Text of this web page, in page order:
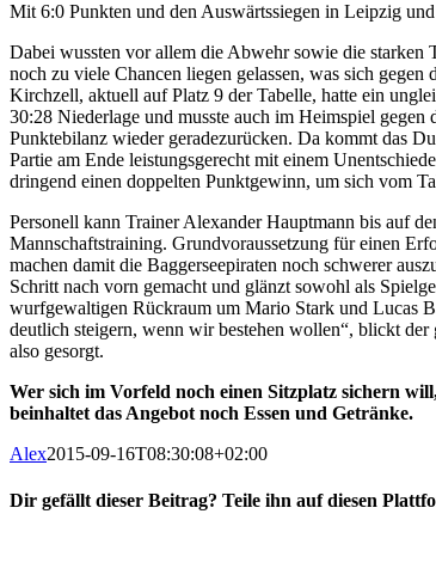
Mit 6:0 Punkten und den Auswärtssiegen in Leipzig
Dabei wussten vor allem die Abwehr sowie die
noch zu viele Chancen liegen gelassen, was sich
Kirchzell, aktuell auf Platz 9 der Tabelle, hatte ein
30:28 Niederlage und musste auch im Heimspiel
Punktebilanz wieder geradezurücken. Da kommt das
Partie am Ende leistungsgerecht mit einem
dringend einen doppelten Punktgewinn, um sich vom
Personell kann Trainer Alexander Hauptmann bis auf
Mannschaftstraining. Grundvoraussetzung für einen
machen damit die Baggerseepiraten noch schwerer
Schritt nach vorn gemacht und glänzt sowohl als
wurfgewaltigen Rückraum um Mario Stark und Lucas
deutlich steigern, wenn wir bestehen wollen“, blickt
also gesorgt.
Wer sich im Vorfeld noch einen Sitzplatz sichern
beinhaltet das Angebot noch Essen und Getränke.
Alex2015-09-16T08:30:08+02:00
Dir gefällt dieser Beitrag? Teile ihn auf diesen